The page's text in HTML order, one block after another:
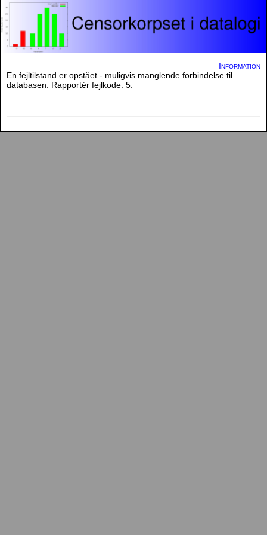
Information
En fejltilstand er opstået - muligvis manglende forbindelse til
databasen. Rapportér fejlkode: 5.